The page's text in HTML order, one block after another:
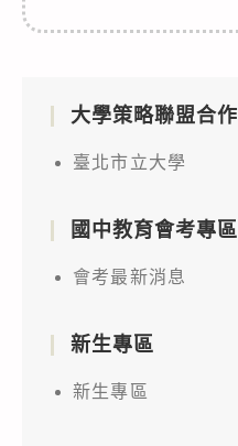
大學策略聯盟合作
臺北市立大學
國中教育會考專區
會考最新消息
新生專區
新生專區